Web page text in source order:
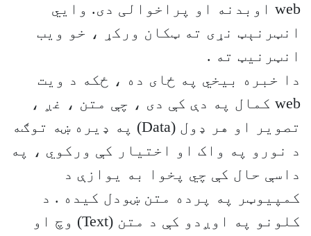
web اوبدنه او پراخوالی دی. وايي
انټرنېټ نړی ته ټکان ورکړ ، خو ويب
انټرنيټ ته .
دا خبره بيخي په ځای ده ، ځکه د ويت
web کمال په دې کې دی ، چې متن ، غږ ،
تصوير او هر ډول (Data) په ډيره ښه توګه
د نورو په واک او اختيار کې ورکوي ، په
داسې حال کې چي پخوا به يوازې د
کمپيوټر په پرده متن ښودل کيده . د
کلونو په اوږدو کې د متن (Text) وچ او